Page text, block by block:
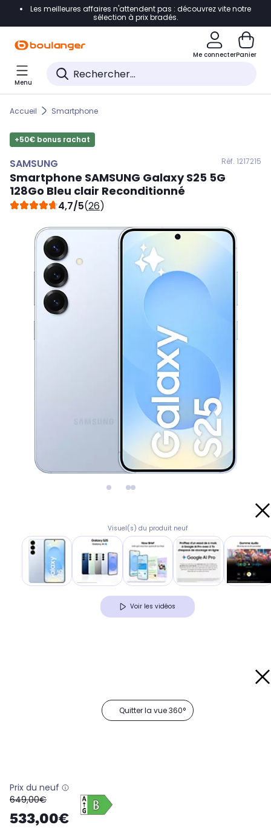
Accéder directement à la navigation
Accéder directement au pied de page
Accéder directement au chatbot
Les meilleures affaires n'attendent pas : découvrez vite notre
sélection à prix bradés.
Me connecterPanier
Menu
Accueil Smartphone
+50€ bonus rachat
SAMSUNG Réf. 1217215
Smartphone SAMSUNG Galaxy S25 5G
128Go Bleu clair Reconditionné
4,7/5(26)
Visuel(s) du produit neuf
Voir les vidéos
Quitter la vue 360°
Prix du neuf
oldPrice
649,00€
533,00€